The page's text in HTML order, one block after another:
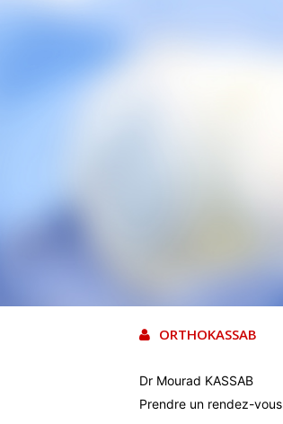
ORTHOKASSAB
Dr Mourad KASSAB
Prendre un rendez-vous